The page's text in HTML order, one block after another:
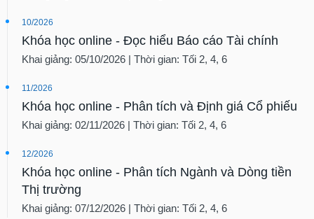
10/2026
Khóa học online - Đọc hiểu Báo cáo Tài chính
Khai giảng: 05/10/2026 | Thời gian: Tối 2, 4, 6
11/2026
Khóa học online - Phân tích và Định giá Cổ phiếu
Khai giảng: 02/11/2026 | Thời gian: Tối 2, 4, 6
12/2026
Khóa học online - Phân tích Ngành và Dòng tiền
Thị trường
Khai giảng: 07/12/2026 | Thời gian: Tối 2, 4, 6